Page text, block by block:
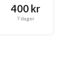
400 kr
7 dager